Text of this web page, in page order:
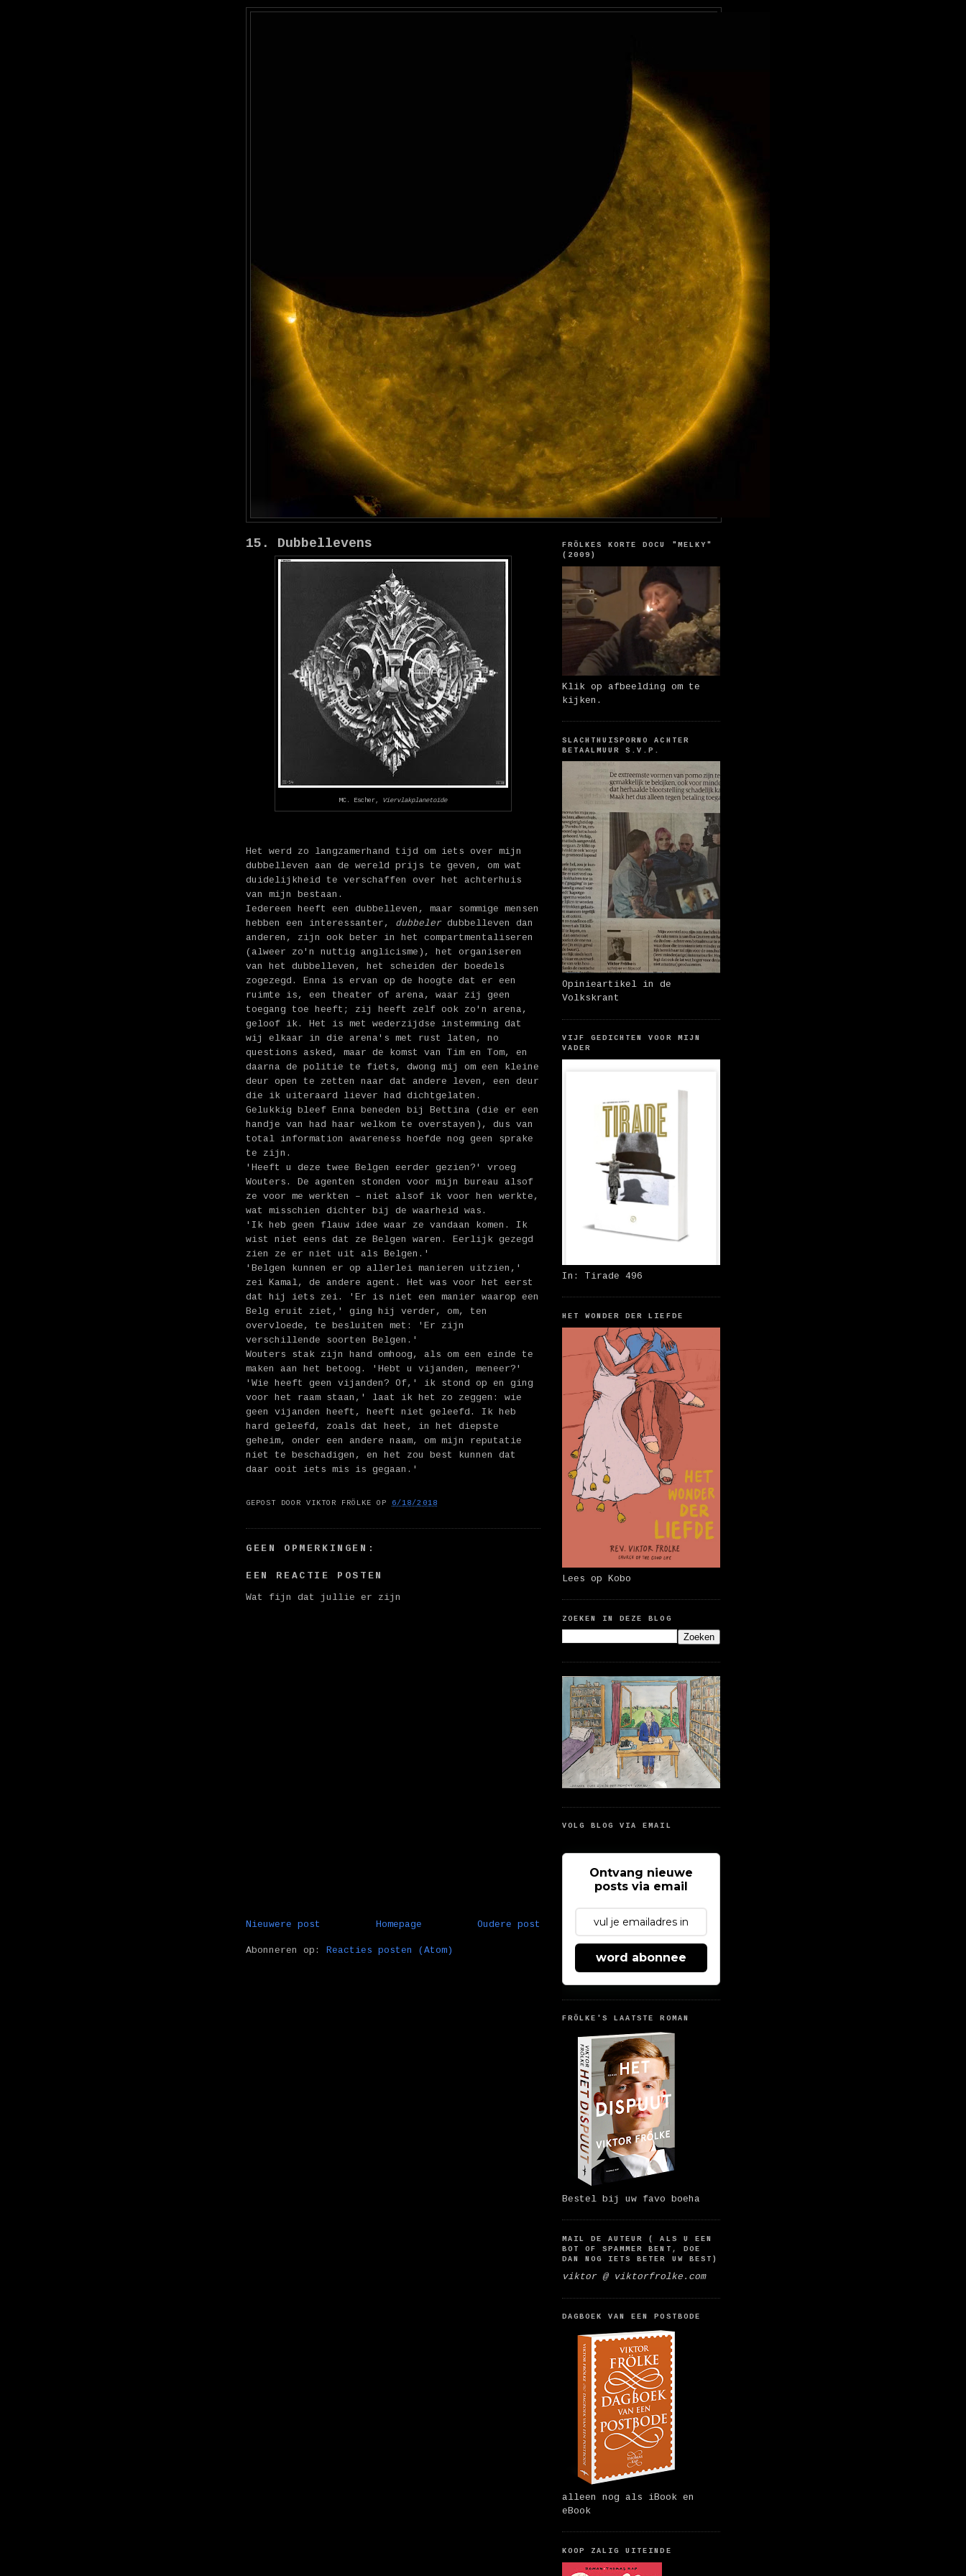
15. Dubbellevens
MC. Escher, Viervlakplanetoïde
Het werd zo langzamerhand tijd om iets over mijn
dubbelleven aan de wereld prijs te geven, om wat
duidelijkheid te verschaffen over het achterhuis
van mijn bestaan.
Iedereen heeft een dubbelleven, maar sommige mensen
hebben een interessanter, dubbelerdubbelleven dan
anderen, zijn ook beter in het compartmentaliseren
(alweer zo'n nuttig anglicisme), het organiseren
van het dubbelleven, het scheiden der boedels
zogezegd. Enna is ervan op de hoogte dat er een
ruimte is, een theater of arena, waar zij geen
toegang toe heeft; zij heeft zelf ook zo'n arena,
geloof ik. Het is met wederzijdse instemming dat
wij elkaar in die arena's met rust laten, no
questions asked, maar de komst van Tim en Tom, en
daarna de politie te fiets, dwong mij om een kleine
deur open te zetten naar dat andere leven, een deur
die ik uiteraard liever had dichtgelaten.
Gelukkig bleef Enna beneden bij Bettina (die er een
handje van had haar welkom te overstayen), dus van
total information awareness hoefde nog geen sprake
te zijn.
'Heeft u deze twee Belgen eerder gezien?' vroeg
Wouters. De agenten stonden voor mijn bureau alsof
ze voor me werkten – niet alsof ik voor hen werkte,
wat misschien dichter bij de waarheid was.
'Ik heb geen flauw idee waar ze vandaan komen. Ik
wist niet eens dat ze Belgen waren. Eerlijk gezegd
zien ze er niet uit als Belgen.'
'Belgen kunnen er op allerlei manieren uitzien,'
zei Kamal, de andere agent. Het was voor het eerst
dat hij iets zei. 'Er is niet een manier waarop een
Belg eruit ziet,' ging hij verder, om, ten
overvloede, te besluiten met: 'Er zijn
verschillende soorten Belgen.'
Wouters stak zijn hand omhoog, als om een einde te
maken aan het betoog. 'Hebt u vijanden, meneer?'
'Wie heeft geen vijanden? Of,' ik stond op en ging
voor het raam staan,' laat ik het zo zeggen: wie
geen vijanden heeft, heeft niet geleefd. Ik heb
hard geleefd, zoals dat heet, in het diepste
geheim, onder een andere naam, om mijn reputatie
niet te beschadigen, en het zou best kunnen dat
daar ooit iets mis is gegaan.'
GEPOST DOORVIKTOR FRÖLKE OP 6/18/2018
GEEN OPMERKINGEN:
EEN REACTIE POSTEN
Wat fijn dat jullie er zijn
Nieuwere post Oudere post
Homepage
Abonneren op: Reacties posten (Atom)
FRÖLKES KORTE DOCU "MELKY"
(2009)
Klik op afbeelding om te
kijken.
SLACHTHUISPORNO ACHTER
BETAALMUUR S.V.P.
Opinieartikel in de
Volkskrant
VIJF GEDICHTEN VOOR MIJN
VADER
In: Tirade 496
HET WONDER DER LIEFDE
Lees op Kobo
ZOEKEN IN DEZE BLOG
VOLG BLOG VIA EMAIL
Ontvang nieuwe
posts via email
word abonnee
FRÖLKE'S LAATSTE ROMAN
Bestel bij uw favo boeha
MAIL DE AUTEUR ( ALS U EEN
BOT OF SPAMMER BENT, DOE
DAN NOG IETS BETER UW BEST)
viktor @ viktorfrolke.com
DAGBOEK VAN EEN POSTBODE
alleen nog als iBook en
eBook
KOOP ZALIG UITEINDE